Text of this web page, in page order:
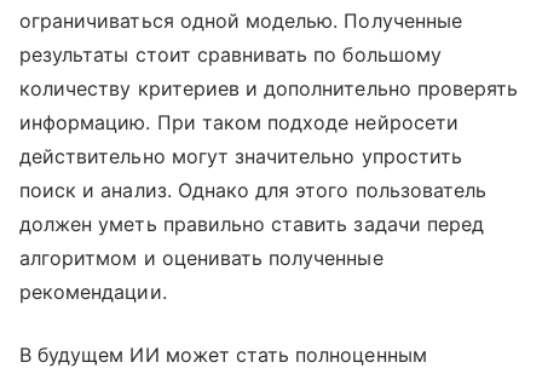
ограничиваться одной моделью. Полученные
результаты стоит сравнивать по большому
количеству критериев и дополнительно проверять
информацию. При таком подходе нейросети
действительно могут значительно упростить
поиск и анализ. Однако для этого пользователь
должен уметь правильно ставить задачи перед
алгоритмом и оценивать полученные
рекомендации.
В будущем ИИ может стать полноценным